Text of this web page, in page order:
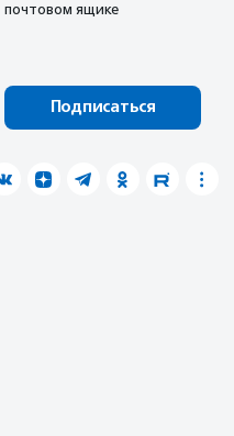
почтовом ящике
Подписаться